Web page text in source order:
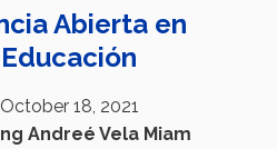
Abierta en
Educación
October 18, 2021
Andreé Vela Miam